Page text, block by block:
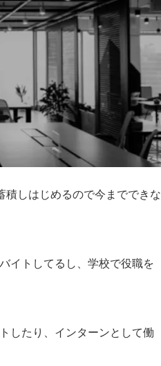
しはじめるので今までできな
イトしてるし、学校で役職を
したり、インターンとして働